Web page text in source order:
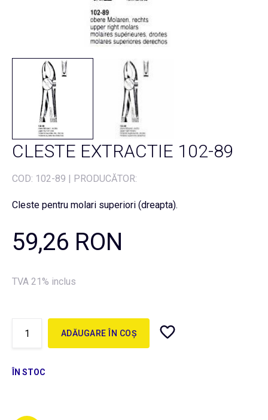
CLESTE EXTRACTIE 102-89
COD: 102-89 | PRODUCĂTOR:
Cleste pentru molari superiori (dreapta).
59,26 RON
TVA 21% inclus
ADĂUGARE ÎN COȘ
ÎN STOC